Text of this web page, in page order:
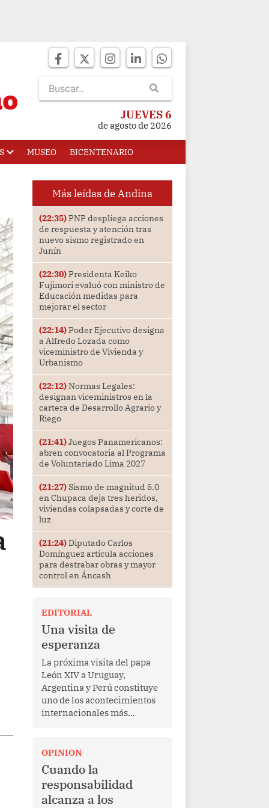
JUEVES 6
de agosto de 2026
MUSEO BICENTENARIO
Más leídas de Andina
(22:35)PNP despliega acciones
de respuesta y atención tras
nuevo sismo registrado en
Junín
(22:30)Presidenta Keiko
Fujimori evaluó con ministro de
Educación medidas para
mejorar el sector
(22:14)Poder Ejecutivo designa
a Alfredo Lozada como
viceministro de Vivienda y
Urbanismo
(22:12)Normas Legales:
designan viceministros en la
cartera de Desarrollo Agrario y
Riego
(21:41)Juegos Panamericanos:
abren convocatoria al Programa
de Voluntariado Lima 2027
(21:27)Sismo de magnitud 5.0
en Chupaca deja tres heridos,
viviendas colapsadas y corte de
luz
(21:24)Diputado Carlos
Domínguez articula acciones
para destrabar obras y mayor
control en Áncash
EDITORIAL
Una visita de
esperanza
La próxima visita del papa
León XIV a Uruguay,
Argentina y Perú constituye
uno de los acontecimientos
internacionales más
Más allá de su dimensión
religiosa, esta gira
representa una oportunidad
para reafirmar el valor del
diálogo, fortalecer los
OPINION
Cuando la
responsabilidad
alcanza a los